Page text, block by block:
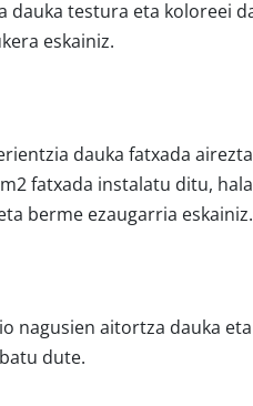
testura eta koloreei
eskainiz.
dauka fatxada
fatxada instalatu ditu,
berme ezaugarria eskainiz.
nagusien aitortza dauka
dute.